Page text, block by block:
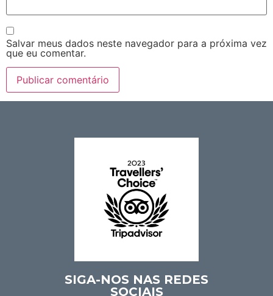
Salvar meus dados neste navegador para a próxima vez
que eu comentar.
SIGA-NOS NAS REDES
SOCIAIS